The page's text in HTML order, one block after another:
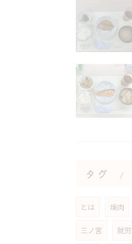
タグ
とは 焼肉
三ノ宮 就